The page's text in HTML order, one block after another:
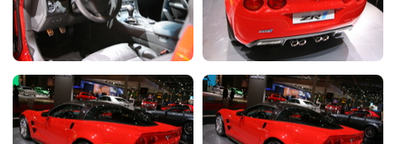
Services
Forum
Moto